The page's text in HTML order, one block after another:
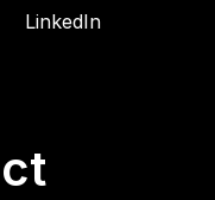
LinkedIn